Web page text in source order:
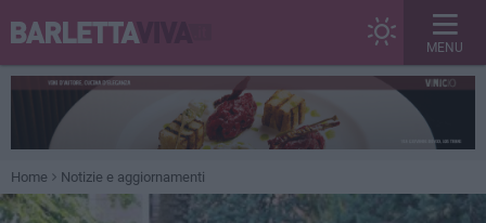
MENU
Home Notizie e aggiornamenti